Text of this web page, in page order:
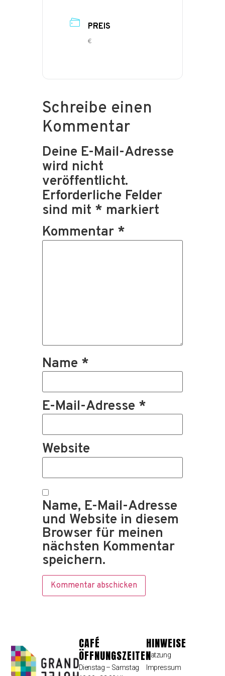
PREIS
€
Schreibe einen
Kommentar
Deine E-Mail-Adresse
wird nicht
veröffentlicht.
Erforderliche Felder
sind mit * markiert
Kommentar *
Name *
E-Mail-Adresse *
Website
Name, E-Mail-Adresse
und Website in diesem
Browser für meinen
nächsten Kommentar
speichern.
CAFÉ
ÖFFNUNGSZEITEN
Dienstag – Samstag
HINWEISE
Satzung
Impressum